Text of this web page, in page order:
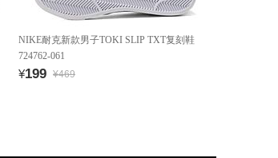
NIKE耐克新款男子TOKI SLIP TXT复刻鞋
724762-061
¥199 ¥469